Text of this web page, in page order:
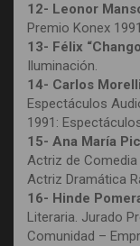
12- Leonor
Premio Konex
13- Félix
Iluminación.
14- Carlos Morelli
Espectáculos
1991:
15- Ana María
Actriz de Comedia
Actriz Dramática
16- Hinde
Literaria. Jurado
Comunidad –